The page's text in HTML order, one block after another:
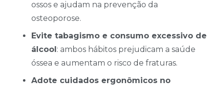
ossos e ajudam na prevenção da
osteoporose.
Evite tabagismo e consumo excessivo de
álcool: ambos hábitos prejudicam a saúde
óssea e aumentam o risco de fraturas.
Adote cuidados ergonômicos no